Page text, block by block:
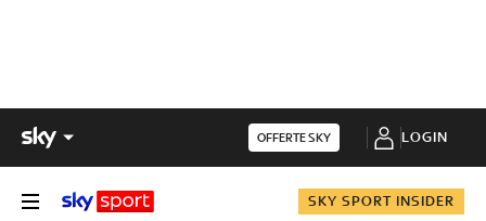
OFFERTE SKY LOGIN
SKY SPORT INSIDER